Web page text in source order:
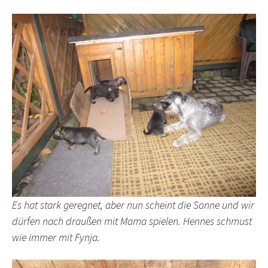
Es hat stark geregnet, aber nun scheint die Sonne und wir
dürfen nach draußen mit Mama spielen. Hennes schmust
wie immer mit Fynja.